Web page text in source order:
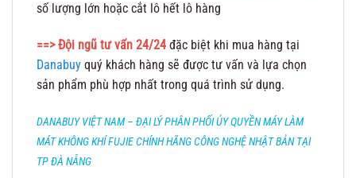
số lượng lớn hoặc cắt lô hết lô hàng
==> Đội ngũ tư vấn 24/24 đặc biệt khi mua hàng tại
Danabuy quý khách hàng sẽ được tư vấn và lựa chọn
sản phẩm phù hợp nhất trong quá trình sử dụng.
DANABUY VIỆT NAM – ĐẠI LÝ PHÂN PHỐI ỦY QUYỀN MÁY LÀM
MÁT KHÔNG KHÍ FUJIE CHÍNH HÃNG CÔNG NGHỆ NHẬT BẢN TẠI
TP ĐÀ NẴNG